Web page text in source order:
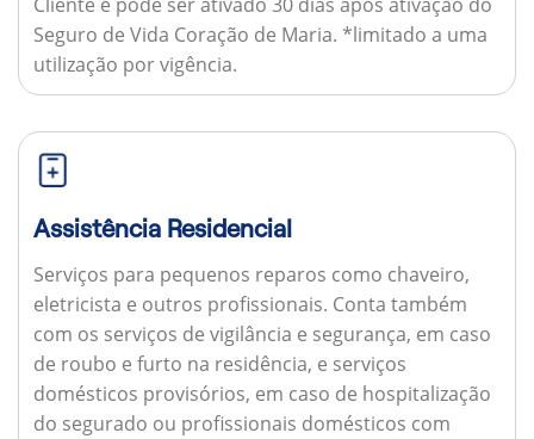
Cliente e pode ser ativado 30 dias após ativação do
Seguro de Vida Coração de Maria. *limitado a uma
utilização por vigência.
Assistência Residencial
Serviços para pequenos reparos como chaveiro,
eletricista e outros profissionais. Conta também
com os serviços de vigilância e segurança, em caso
de roubo e furto na residência, e serviços
domésticos provisórios, em caso de hospitalização
do segurado ou profissionais domésticos com